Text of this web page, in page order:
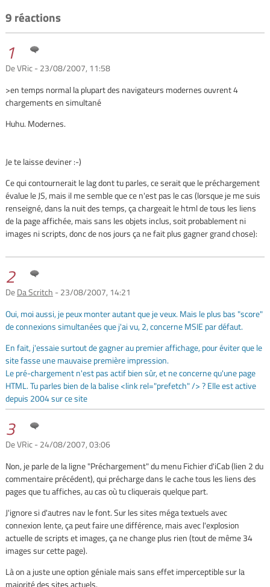
9 réactions
1
De VRic - 23/08/2007, 11:58
>en temps normal la plupart des navigateurs modernes ouvrent 4
chargements en simultané
Huhu. Modernes.
Je te laisse deviner :-)
Ce qui contournerait le lag dont tu parles, ce serait que le préchargement
évalue le JS, mais il me semble que ce n'est pas le cas (lorsque je me suis
renseigné, dans la nuit des temps, ça chargeait le html de tous les liens
de la page affichée, mais sans les objets inclus, soit probablement ni
images ni scripts, donc de nos jours ça ne fait plus gagner grand chose):
2
DeDa Scritch - 23/08/2007, 14:21
Oui, moi aussi, je peux monter autant que je veux. Mais le plus bas "score"
de connexions simultanées que j'ai vu, 2, concerne MSIE par défaut.
En fait, j'essaie surtout de gagner au premier affichage, pour éviter que le
site fasse une mauvaise première impression.
Le pré-chargement n'est pas actif bien sûr, et ne concerne qu'une page
HTML. Tu parles bien de la balise <link rel="prefetch" /> ? Elle est active
depuis 2004 sur ce site
3
De VRic - 24/08/2007, 03:06
Non, je parle de la ligne "Préchargement" du menu Fichier d'iCab (lien 2 du
commentaire précédent), qui précharge dans le cache tous les liens des
pages que tu affiches, au cas où tu cliquerais quelque part.
J'ignore si d'autres nav le font. Sur les sites méga textuels avec
connexion lente, ça peut faire une différence, mais avec l'explosion
actuelle de scripts et images, ça ne change plus rien (tout de même 34
images sur cette page).
Là on a juste une option géniale mais sans effet imperceptible sur la
majorité des sites actuels.